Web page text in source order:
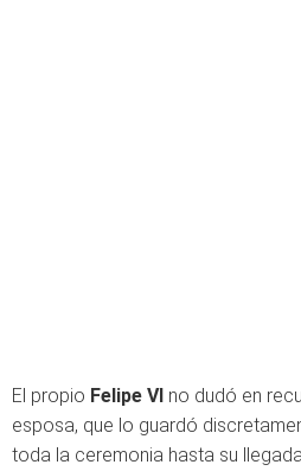
El propio Felipe VI no dudó en
esposa, que lo guardó
toda la ceremonia hasta su